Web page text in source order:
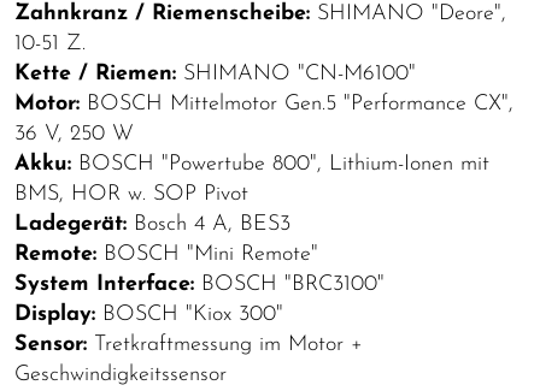
Zahnkranz / Riemenscheibe: SHIMANO "Deore",
10-51 Z.
Kette / Riemen: SHIMANO "CN-M6100"
Motor: BOSCH Mittelmotor Gen.5 "Performance CX",
36 V, 250 W
Akku: BOSCH "Powertube 800", Lithium-Ionen mit
BMS, HOR w. SOP Pivot
Ladegerät: Bosch 4 A, BES3
Remote: BOSCH "Mini Remote"
System Interface: BOSCH "BRC3100"
Display: BOSCH "Kiox 300"
Sensor: Tretkraftmessung im Motor +
Geschwindigkeitssensor